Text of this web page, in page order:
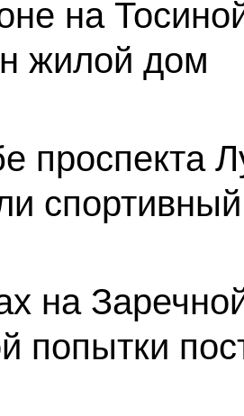
на
жилой дом
проспекта
на
попытки